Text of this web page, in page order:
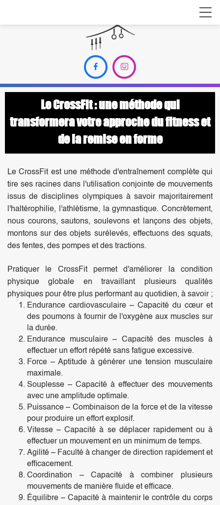
 
Le CrossFit : une méthode qui
transformeravotre approche du fitness et
de la remise en forme
Le CrossFit est une méthode d'entraînement complète qui
tire ses racines dans l'utilisation conjointe de mouvements
issus de disciplines olympiques à savoir majoritairement
l'haltérophilie, l'athlétisme, la gymnastique. Concrètement,
nous courons, sautons, soulevons et lançons des objets,
montons sur des objets surélevés, effectuons des squats,
des fentes, des pompes et des tractions.
Pratiquer le CrossFit permet d'améliorer la condition
physique globale en travaillant plusieurs qualités
physiques pour être plus performant au quotidien, à savoir ;
Endurance cardiovasculaire – Capacité du cœur et
des poumons à fournir de l'oxygène aux muscles sur
la durée.
Endurance musculaire – Capacité des muscles à
effectuer un effort répété sans fatigue excessive.
Force – Aptitude à générer une tension musculaire
maximale.
Souplesse – Capacité à effectuer des mouvements
avec une amplitude optimale.
Puissance – Combinaison de la force et de la vitesse
pour produire un effort explosif.
Vitesse – Capacité à se déplacer rapidement ou à
effectuer un mouvement en un minimum de temps.
Agilité – Faculté à changer de direction rapidement et
efficacement.
Coordination – Capacité à combiner plusieurs
mouvements de manière fluide et efficace.
Équilibre – Capacité à maintenir le contrôle du corps